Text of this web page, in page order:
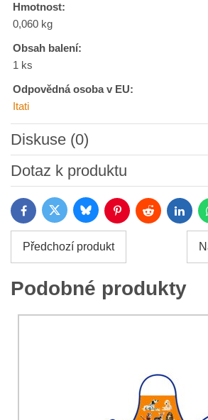
Hmotnost:
0,060 kg
Obsah balení:
1 ks
Odpovědná osoba v EU:
Itati
Diskuse (0)
Nový komentář
Název:
Jméno:*
Souhlasím se zpracováním osobních
odeslání formuláře. Seznámil jsem se s
Dotaz k produktu
*
Váš e-mail:*
FacebookTwitter BlueskyPinterestReddit
Předchozí produkt
Podobné produkty